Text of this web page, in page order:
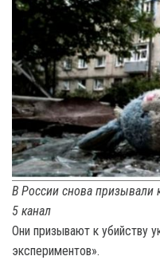
В России снова призывали
5 канал
Они призывают к убийству
экспериментов».